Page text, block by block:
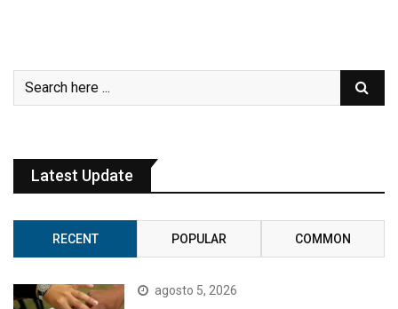
Latest Update
RECENT POPULAR COMMON
agosto 5, 2026